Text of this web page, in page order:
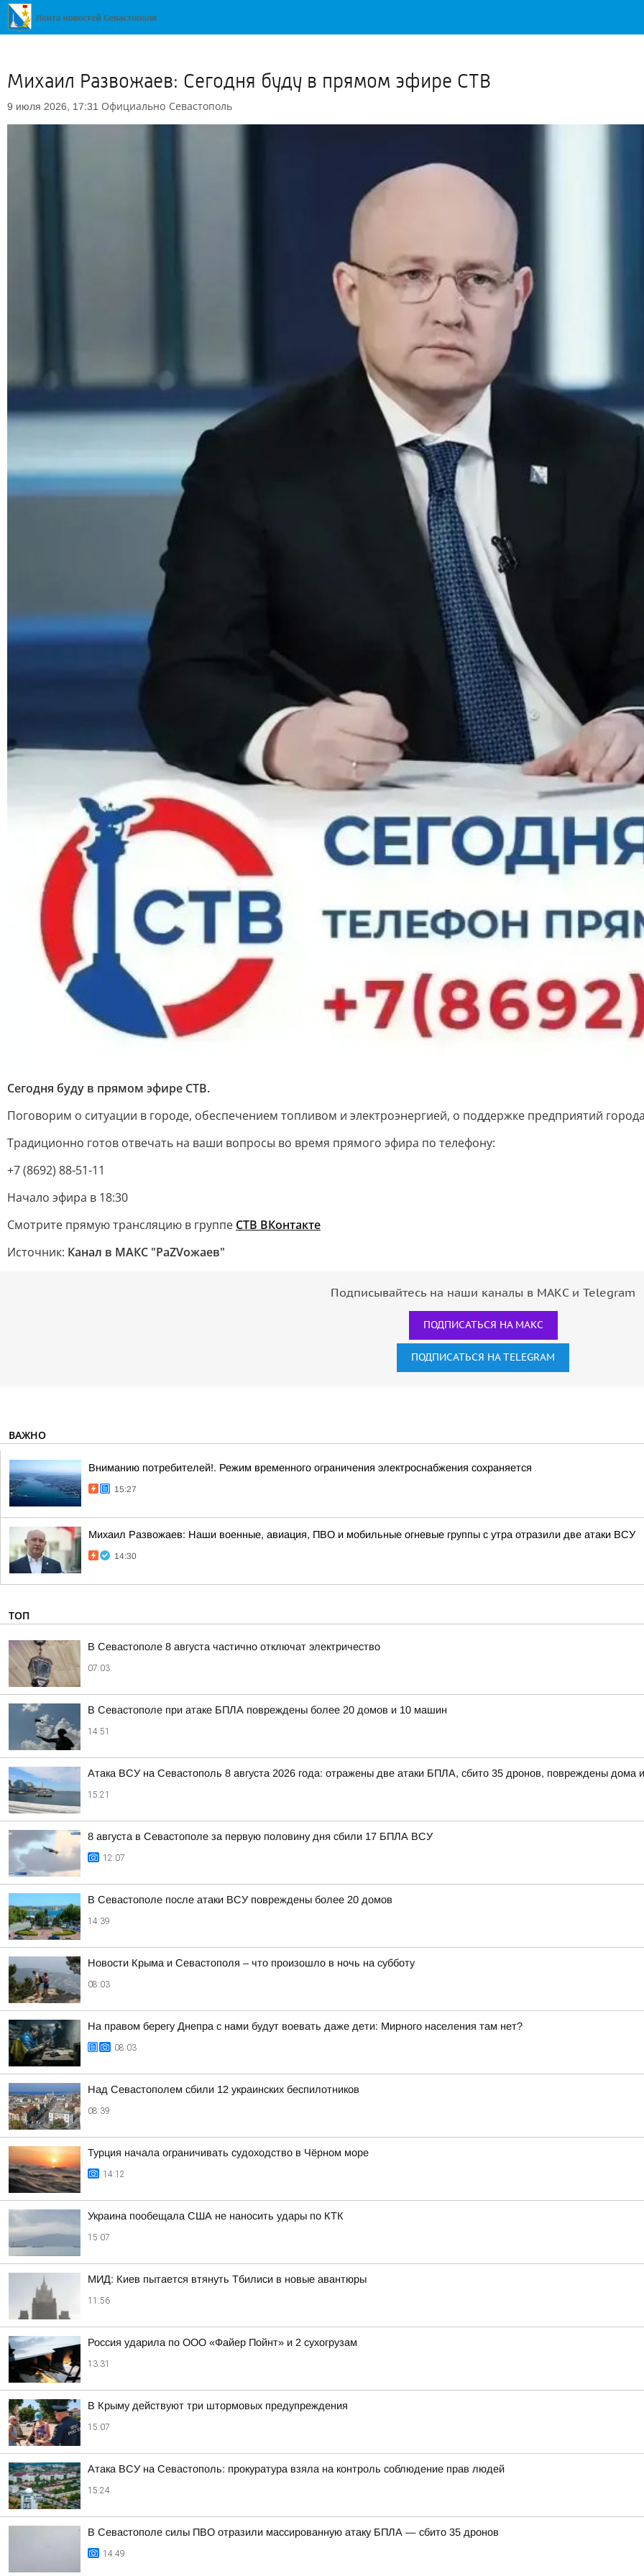
Михаил Развожаев: Сегодня буду в прямом эфире СТВ
9 июля 2026, 17:31 Официально Севастополь
Сегодня буду в прямом эфире СТВ.
Поговорим о ситуации в городе, обеспечением топливом и электроэнергией, о поддержке предприятий
Традиционно готов отвечать на ваши вопросы во время прямого эфира по телефону:
+7 (8692) 88-51-11
Начало эфира в 18:30
Смотрите прямую трансляцию в группе СТВ ВКонтакте
Источник: Канал в МАКС "РаZVожаев"
Подписывайтесь на наши каналы в МАКС и Telegram
ПОДПИСАТЬСЯ НА МАКС
ПОДПИСАТЬСЯ НА TELEGRAM
ВАЖНО
Вниманию потребителей!. Режим временного ограничения электроснабжения сохраняется
15:27
Михаил Развожаев: Наши военные, авиация, ПВО и мобильные огневые группы с утра отразили две атаки ВСУ
14:30
ТОП
В Севастополе 8 августа частично отключат электричество
07:03
В Севастополе при атаке БПЛА повреждены более 20 домов и 10 машин
14:51
Атака ВСУ на Севастополь 8 августа 2026 года: отражены две атаки БПЛА, сбито 35 дронов, повреждены дома
15:21
8 августа в Севастополе за первую половину дня сбили 17 БПЛА ВСУ
12:07
В Севастополе после атаки ВСУ повреждены более 20 домов
14:39
Новости Крыма и Севастополя – что произошло в ночь на субботу
08:03
На правом берегу Днепра с нами будут воевать даже дети: Мирного населения там нет?
08:03
Над Севастополем сбили 12 украинских беспилотников
08:39
Турция начала ограничивать судоходство в Чёрном море
14:12
Украина пообещала США не наносить удары по КТК
15:07
МИД: Киев пытается втянуть Тбилиси в новые авантюры
11:56
Россия ударила по ООО «Файер Пойнт» и 2 сухогрузам
13:31
В Крыму действуют три штормовых предупреждения
15:07
Атака ВСУ на Севастополь: прокуратура взяла на контроль соблюдение прав людей
15:24
В Севастополе силы ПВО отразили массированную атаку БПЛА — сбито 35 дронов
14:49